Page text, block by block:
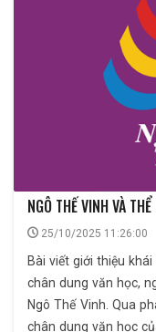
NGÔ THẾ VINH VÀ
25/10/2025 11:26:00
Bài viết giới thiệu
chân dung văn học,
Ngô Thế Vinh. Qua
chân dung văn học